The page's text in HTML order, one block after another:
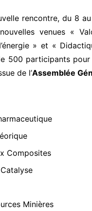
rencontre, du 8
venues «
» et «
500 participants
de l’Assemblée
Composites
Minières